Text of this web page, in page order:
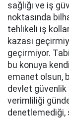
sağlığı ve iş
noktasında
tehlikeli iş
kazası
geçirmiyor.
bu konuya
emanet olsun,
devlet güvenlik
verimliliği
denetlemediği,